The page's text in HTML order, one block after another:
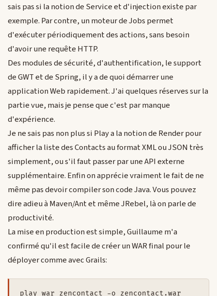
sais pas si la notion de Service et d'injection existe par
exemple. Par contre, un moteur de Jobs permet
d'exécuter périodiquement des actions, sans besoin
d'avoir une requête HTTP.
Des modules de sécurité, d'authentification, le support
de GWT et de Spring, il y a de quoi démarrer une
application Web rapidement. J'ai quelques réserves sur la
partie vue, mais je pense que c'est par manque
d'expérience.
Je ne sais pas non plus si Play a la notion de Render pour
afficher la liste des Contacts au format XML ou JSON très
simplement, ou s'il faut passer par une API externe
supplémentaire. Enfin on apprécie vraiment le fait de ne
même pas devoir compiler son code Java. Vous pouvez
dire adieu à Maven/Ant et même JRebel, là on parle de
productivité.
La mise en production est simple, Guillaume m'a
confirmé qu'il est facile de créer un WAR final pour le
déployer comme avec Grails: